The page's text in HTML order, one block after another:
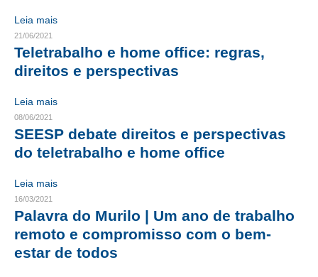
CONTRIBUIÇÃO ASSOCIATIVA OU ANUIDADE DE SÓCIO
CONTRIBUIÇÃO SINDICAL URBANA
FGTS EXPURGOS
FGTS CORREÇÃO
LEGISLAÇÃO
LEI 4.950-A/1966 – PISO SALARIAL
LEI 5.194/1966 – REGULAMENTAÇÃO DA PROFISSÃO
Leia mais
21/06/2021
Teletrabalho e home office: regras,
direitos e perspectivas
Leia mais
08/06/2021
SEESP debate direitos e perspectivas
do teletrabalho e home office
Leia mais
16/03/2021
Palavra do Murilo | Um ano de trabalho
remoto e compromisso com o bem-
estar de todos